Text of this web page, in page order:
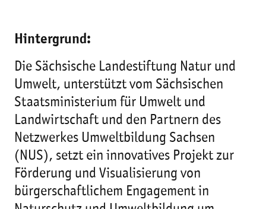
Hintergrund:
Die Sächsische Landestiftung Natur und
Umwelt, unterstützt vom Sächsischen
Staatsministerium für Umwelt und
Landwirtschaft und den Partnern des
Netzwerkes Umweltbildung Sachsen
(NUS), setzt ein innovatives Projekt zur
Förderung und Visualisierung von
bürgerschaftlichem Engagement in